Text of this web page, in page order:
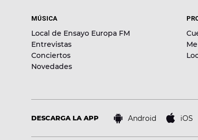
MÚSICA
Local de Ensayo Europa FM
Entrevistas
Conciertos
Novedades
DESCARGA LA APP Android iOS